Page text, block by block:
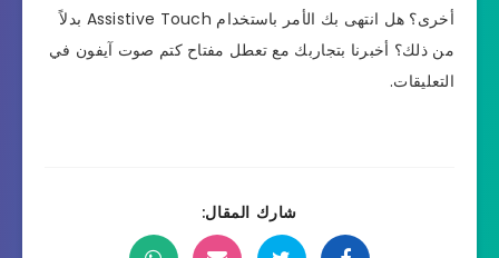
أخرى؟ هل انتهى بك الأمر باستخدام Assistive Touch بدلاً
من ذلك؟ أخبرنا بتجاربك مع تعطل مفتاح كتم صوت آيفون في
التعليقات.
شارك المقال: